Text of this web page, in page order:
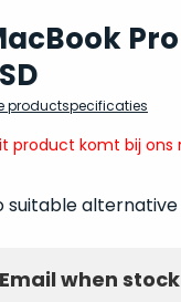
Pro
productspecificaties
product komt bij ons
suitable
Email when